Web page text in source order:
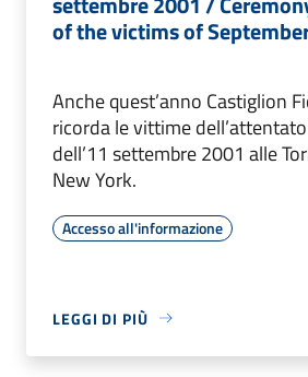
of the victims of
Anche quest’anno Castiglion
ricorda le vittime
dell’11 settembre 2001 alle
New York.
Accesso all'informazione
LEGGI DI PIÙ